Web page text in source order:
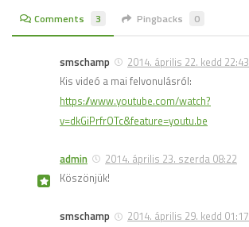
Comments 3 Pingbacks 0
smschamp
2014. április 22. kedd 22:43
Kis videó a mai felvonulásról:
https://www.youtube.com/watch?
v=dkGiPrfrOTc&feature=youtu.be
admin
2014. április 23. szerda 08:22
Köszönjük!
smschamp
2014. április 29. kedd 01:17